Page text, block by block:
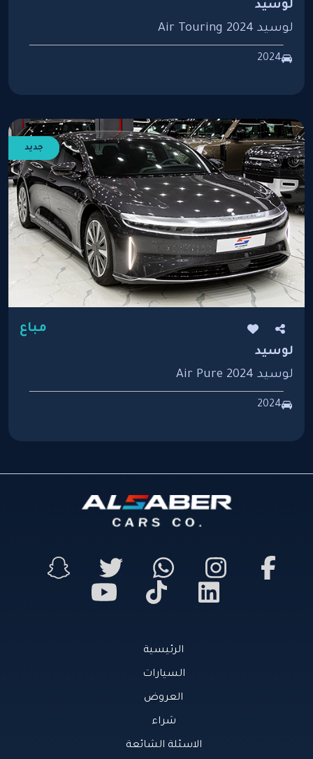
لوسيد
لوسيد Air Touring 2024
2024
جديد
مباع
لوسيد
لوسيد Air Pure 2024
2024
الرئيسية
السيارات
العروض
شراء
الاسئلة الشائعة